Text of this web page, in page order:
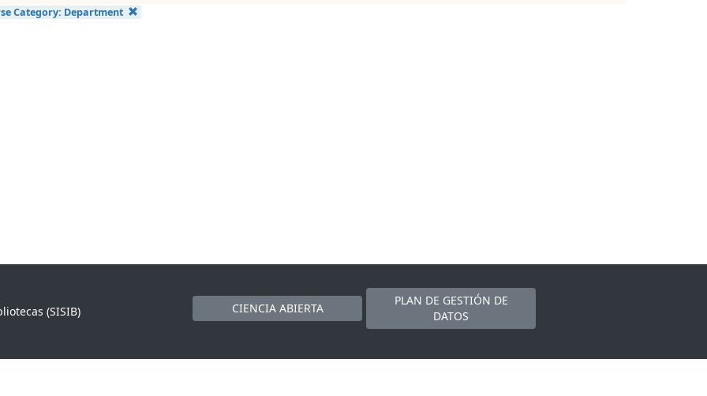
Category: Department
(SISIB)
CIENCIA ABIERTA
PLAN DE GESTIÓN DE
DATOS